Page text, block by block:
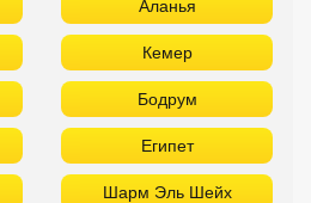
Аланья
Кемер
Бодрум
Египет
Шарм Эль Шейх